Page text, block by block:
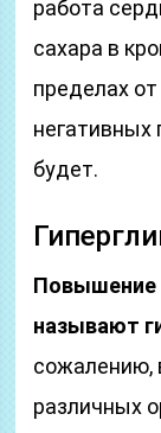
работа
сахара в
пределах
негативных
будет.
Повышение
называют
сожалению,
различных